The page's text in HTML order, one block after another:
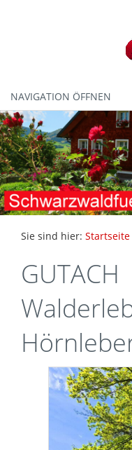
NAVIGATION ÖFFNEN
Sie sind hier: Startseite
GUTACH